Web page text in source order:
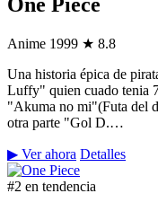
Anime 1999 ★ 8.8
Una historia épica de
Luffy" quien cuado tenia
"Akuma no mi"(Futa del
otra parte "Gol D.…
▶ Ver ahora Detalles
#2 en tendencia